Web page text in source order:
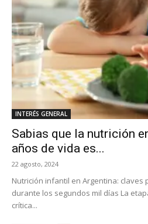
INTERÉS GENERAL
Sabias que la nutrición
años de vida es...
22 agosto, 2024
Nutrición infantil en Argentina:
durante los segundos mil días La
crítica...